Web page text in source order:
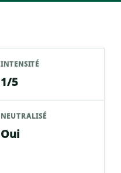
INTENSITÉ
1/5
NEUTRALISÉ
Oui